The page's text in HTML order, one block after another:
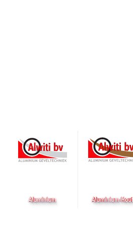
Bamboe Gevel
biedt de combinatie van